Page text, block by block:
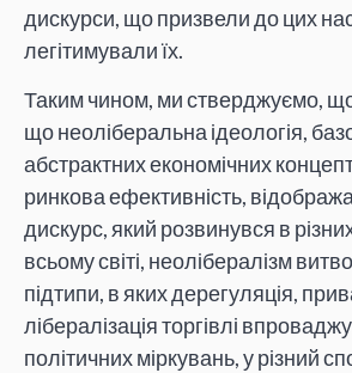
дискурси, що призвели до цих
легітимували їх.
Таким чином, ми стверджуємо,
що неоліберальна ідеологія,
абстрактних економічних
ринкова ефективність,
дискурс, який розвинувся в
всьому світі, неолібералізм
підтипи, в яких дерегуляція,
лібералізація торгівлі
політичних міркувань, у різний